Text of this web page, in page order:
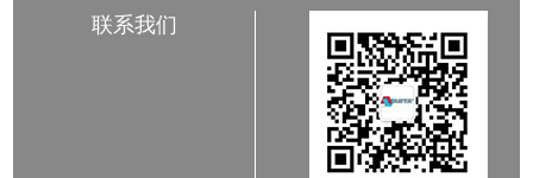
联系我们